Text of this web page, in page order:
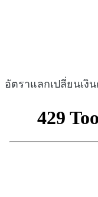
อัตราแลกเปลี่ยนเงิ